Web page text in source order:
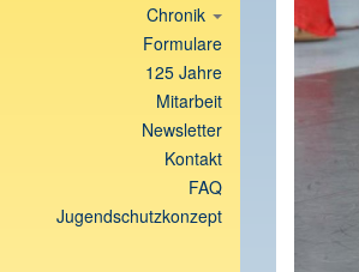
Chronik
Formulare
125 Jahre
Mitarbeit
Newsletter
Kontakt
FAQ
Jugendschutzkonzept